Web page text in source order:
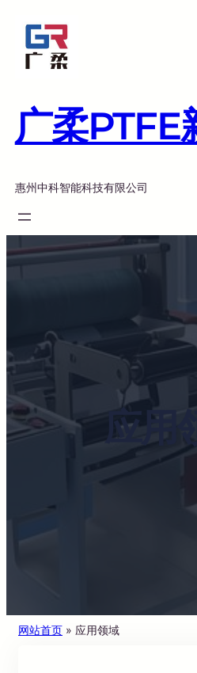
广柔PTFE
惠州中科智能科技有限公司
应用
网站首页 » 应用领域